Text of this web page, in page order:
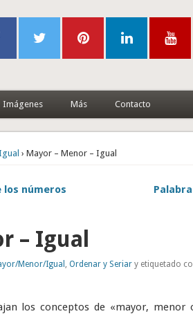
Imágenes Más Contacto
› Mayor – Menor – Igual
números
– Igual
Menor/Igual ,Ordenar y Seriar y etiquetado
los conceptos de «mayor,